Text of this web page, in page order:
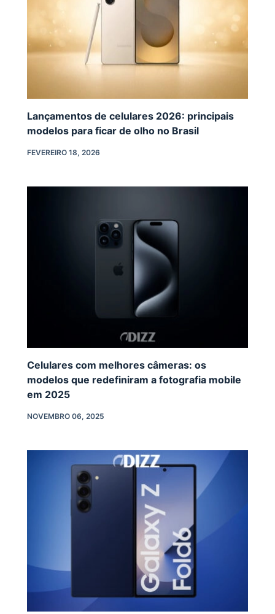
Lançamentos de celulares 2026: principais
modelos para ficar de olho no Brasil
FEVEREIRO 18, 2026
Celulares com melhores câmeras: os
modelos que redefiniram a fotografia mobile
em 2025
NOVEMBRO 06, 2025